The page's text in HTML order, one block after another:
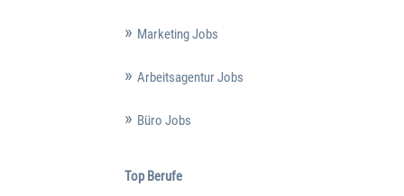
Marketing Jobs
Arbeitsagentur Jobs
Büro Jobs
Top Berufe